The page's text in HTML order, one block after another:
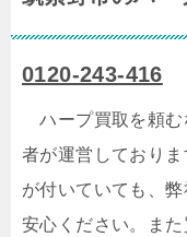
0120-243-416
ハープ買取を頼む
者が運営しており
が付いていても、
安心ください。ま